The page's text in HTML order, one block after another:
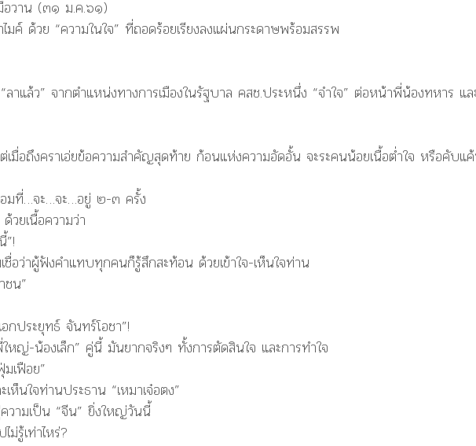
อวาน (๓๑ ม.ค.๖๑)
ค์ ด้วย “ความในใจ” ที่ถอดร้อยเรียงลงแผ่นกระดาษพร้อมสรรพ
าแล้ว” จากตำแหน่งทางการเมืองในรัฐบาล คสช.ประหนึ่ง “จำใจ” ต่อหน้าพี่น้องทหาร แล
เมื่อถึงคราเอ่ยข้อความสำคัญสุดท้าย ก้อนแห่งความอัดอั้น จะระคนน้อยเนื้อต่ำใจ หรือคับแ
มที่…จะ…จะ…อยู่ ๒-๓ ครั้ง
ยเนื้อความว่า
เชื่อว่าผู้ฟังคำแทบทุกคนก็รู้สึกสะท้อน ด้วยเข้าใจ-เห็นใจท่าน
ชน”
กประยุทธ์ จันทร์โอชา”!
หญ่-น้องเล็ก” คู่นี้ มันยากจริงๆ ทั้งการตัดสินใจ และการทำใจ
เฟือย”
ห็นใจท่านประธาน “เหมาเจ๋อตง”
วามเป็น “จีน” ยิ่งใหญ่วันนี้
ม่รู้เท่าไหร่?